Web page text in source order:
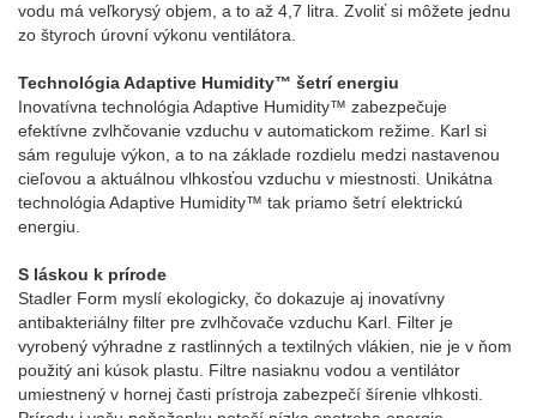
vodu má veľkorysý objem, a to až 4,7 litra. Zvoliť si môžete jednu
zo štyroch úrovní výkonu ventilátora.
Technológia Adaptive Humidity™ šetrí energiu
Inovatívna technológia Adaptive Humidity™ zabezpečuje
efektívne zvlhčovanie vzduchu v automatickom režime. Karl si
sám reguluje výkon, a to na základe rozdielu medzi nastavenou
cieľovou a aktuálnou vlhkosťou vzduchu v miestnosti. Unikátna
technológia Adaptive Humidity™ tak priamo šetrí elektrickú
energiu.
S láskou k prírode
Stadler Form myslí ekologicky, čo dokazuje aj inovatívny
antibakteriálny filter pre zvlhčovače vzduchu Karl. Filter je
vyrobený výhradne z rastlinných a textilných vlákien, nie je v ňom
použitý ani kúsok plastu. Filtre nasiaknu vodou a ventilátor
umiestnený v hornej časti prístroja zabezpečí šírenie vlhkosti.